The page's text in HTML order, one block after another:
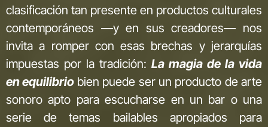
clasificación tan presente en productos culturales
contemporáneos —y en sus creadores— nos
invita a romper con esas brechas y jerarquías
impuestas por la tradición: La magia de la vida
en equilibrio bien puede ser un producto de arte
sonoro apto para escucharse en un bar o una
serie de temas bailables apropiados para